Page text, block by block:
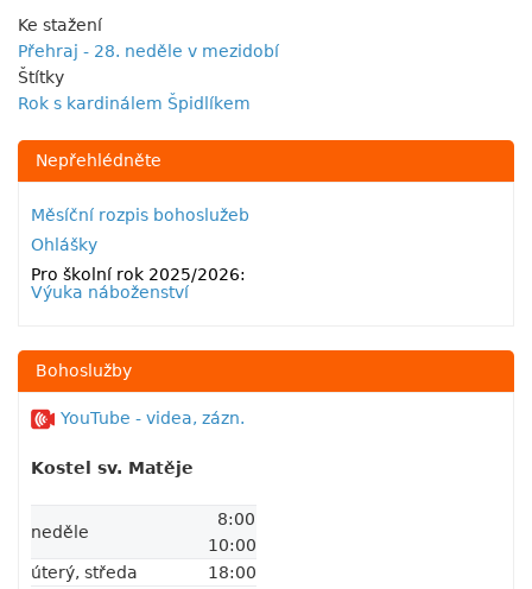
Ke stažení
Přehraj - 28. neděle v mezidobí
Štítky
Rok s kardinálem Špidlíkem
Nepřehlédněte
Měsíční rozpis bohoslužeb
Ohlášky
Pro školní rok 2025/2026:
Výuka náboženství
Bohoslužby
YouTube - videa, zázn.
Kostel sv. Matěje
neděle
8:00
10:00
úterý, středa
18:00